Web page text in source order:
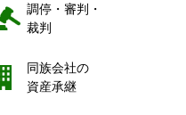
調停・審判・
裁判
同族会社の
資産承継